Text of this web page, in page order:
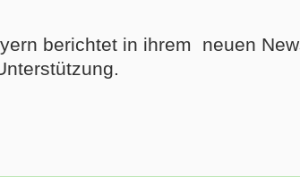
berichtet in ihrem neuen